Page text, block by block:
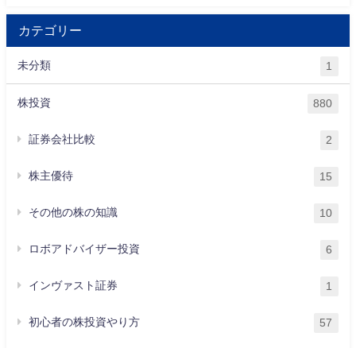
カテゴリー
未分類 1
株投資 880
証券会社比較 2
株主優待 15
その他の株の知識 10
ロボアドバイザー投資 6
インヴァスト証券 1
初心者の株投資やり方 57